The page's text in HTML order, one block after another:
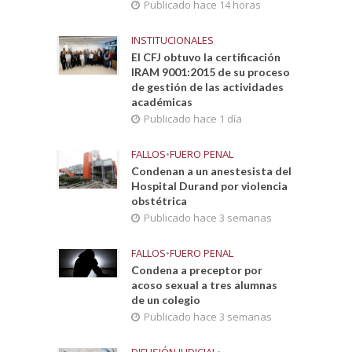
Publicado hace 14 horas
INSTITUCIONALES
El CFJ obtuvo la certificación
IRAM 9001:2015 de su proceso
de gestión de las actividades
académicas
Publicado hace 1 día
FALLOS•FUERO PENAL
Condenan a un anestesista del
Hospital Durand por violencia
obstétrica
Publicado hace 3 semanas
FALLOS•FUERO PENAL
Condena a preceptor por
acoso sexual a tres alumnas
de un colegio
Publicado hace 3 semanas